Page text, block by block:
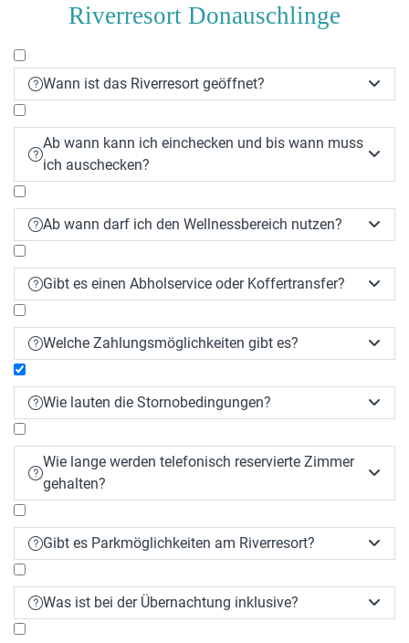
Riverresort Donauschlinge
Wann ist das Riverresort geöffnet? 

Ab wann kann ich einchecken und bis wann muss
ich auschecken?

Ab wann darf ich den Wellnessbereich nutzen? 
Gibt es einen Abholservice oder Koffertransfer? 
Welche Zahlungsmöglichkeiten gibt es? 
Wie lauten die Stornobedingungen? 
Bis 21 Tage vor Anreise: kostenlos
21 – 14 Tage vor Anreise: 40 % des
Reisepreises
Reisepreises
Innerhalb der letzten 7 Tage: 80 % des
Wir empfehlen den Abschluss einer

Wie lange werden telefonisch reservierte Zimmer
gehalten?

Gibt es Parkmöglichkeiten am Riverresort? 
Was ist bei der Übernachtung inklusive? 